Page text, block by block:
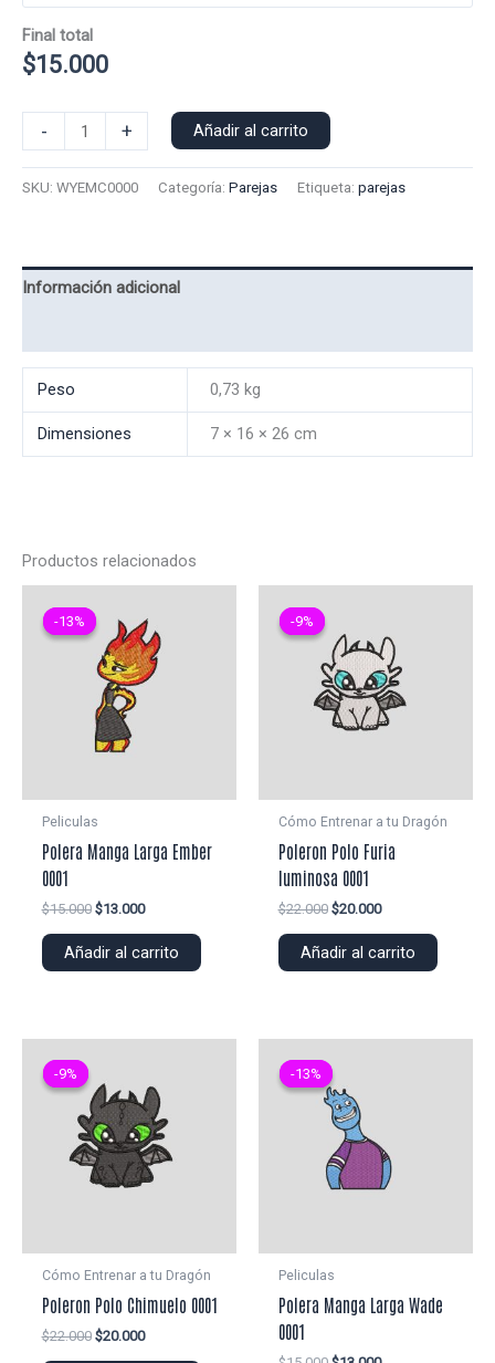
Final total
$15.000
-
Manga
Eva
+ Añadir al carrito
SKU: WYEMC0000 Categoría: Parejas Etiqueta: parejas
Información adicional
Peso 0,73 kg
Dimensiones 7 × 16 × 26 cm
Productos relacionados
-13%
-13%
Peliculas
Polera Manga Larga Ember
0001
$15.000 El
original
$13.000El
actual
Añadir al carrito
-9%
-9%
Cómo Entrenar a tu Dragón
Poleron Polo Furia
luminosa 0001
$22.000 El
original
$20.000El
actual
Añadir al carrito
-9%
-9%
Cómo Entrenar a tu Dragón
Poleron Polo Chimuelo 0001
$22.000 El
$20.000El
-13%
-13%
Peliculas
Polera Manga Larga Wade
0001